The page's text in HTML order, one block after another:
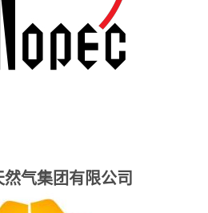
气集团有限公司